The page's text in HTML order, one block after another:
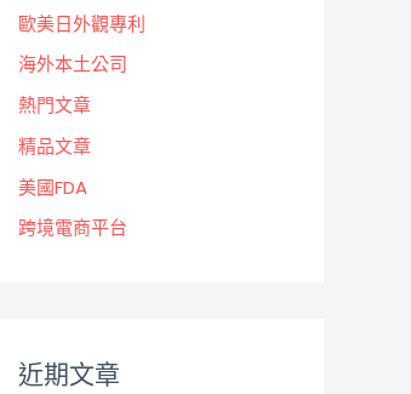
歐美日外觀專利
海外本土公司
熱門文章
精品文章
美國FDA
跨境電商平台
近期文章